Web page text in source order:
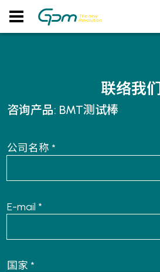
联络我们
咨询产品: BMT测试棒
公司名称 *
E-mail *
国家 *